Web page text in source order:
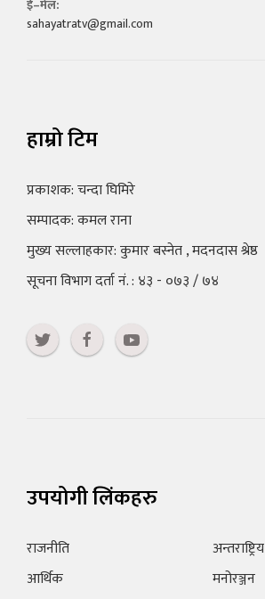
ई–मेल:
sahayatratv@gmail.com
हाम्रो टिम
प्रकाशक: चन्दा घिमिरे
सम्पादक: कमल राना
मुख्य सल्लाहकार: कुमार बस्नेत , मदनदास श्रेष्ठ
सूचना विभाग दर्ता नं. : ४३ - ०७३ / ७४
उपयोगी लिंकहरु
राजनीति
आर्थिक
अन्तराष्ट्रिय
मनोरञ्जन